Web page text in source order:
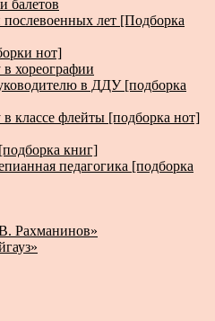
лет [Подборка
нот]
хореографии
в ДДУ [подборка
классе флейты [подборка нот]
книг]
педагогика [подборка
Рахманинов»